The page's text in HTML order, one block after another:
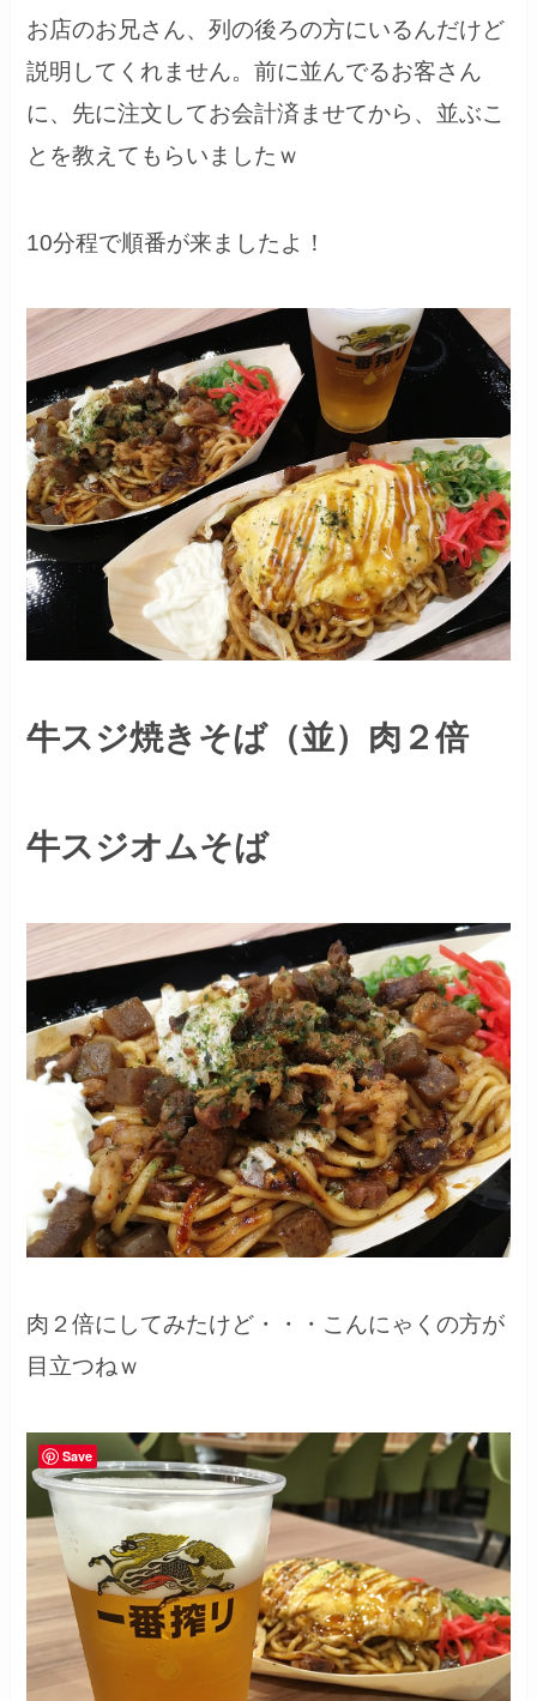
お店のお兄さん、列の後ろの方にいるんだけど
説明してくれません。前に並んでるお客さん
に、先に注文してお会計済ませてから、並ぶこ
とを教えてもらいましたｗ
10分程で順番が来ましたよ！
牛スジ焼きそば（並）肉２倍
牛スジオムそば
肉２倍にしてみたけど・・・こんにゃくの方が
目立つねｗ
Save